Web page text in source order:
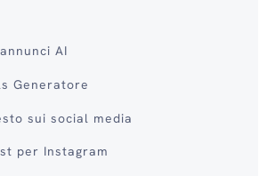
AI
Generatore
sui social media
per Instagram